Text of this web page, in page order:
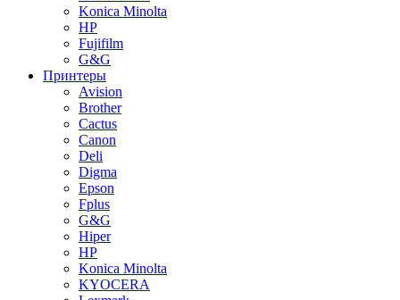
Konica Minolta
HP
Fujifilm
G&G
Принтеры
Avision
Brother
Cactus
Canon
Deli
Digma
Epson
Fplus
G&G
Hiper
HP
Konica Minolta
KYOCERA